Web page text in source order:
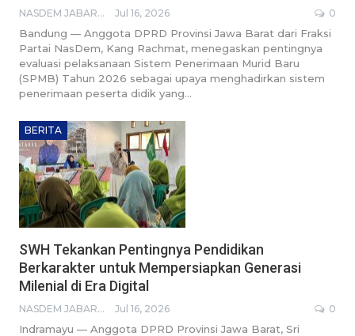
NASDEM JABAR BROADCASTING NETWORK Jul 16, 2026 0
Bandung — Anggota DPRD Provinsi Jawa Barat dari Fraksi
Partai NasDem, Kang Rachmat, menegaskan pentingnya
evaluasi pelaksanaan Sistem Penerimaan Murid Baru
(SPMB) Tahun 2026 sebagai upaya menghadirkan sistem
penerimaan peserta didik yang…
BERITA
SWH Tekankan Pentingnya Pendidikan
Berkarakter untuk Mempersiapkan Generasi
Milenial di Era Digital
NASDEM JABAR BROADCASTING NETWORK Jul 16, 2026 0
Indramayu — Anggota DPRD Provinsi Jawa Barat, Sri